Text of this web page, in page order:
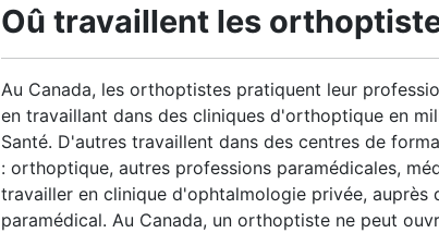
Oû travaillent les
Au Canada, les orthoptistes pratiquent leur
en travaillant dans des cliniques d'orthoptique en
Santé. D'autres travaillent dans des centres de
: orthoptique, autres professions paramédicales,
travailler en clinique d'ophtalmologie privée,
paramédical. Au Canada, un orthoptiste ne peut